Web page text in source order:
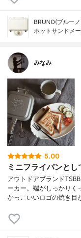
BRUNO(ブルー
ホットサンドメ
みなみ
5.00
ミニフライパンとし
アウトドアブランド
ーカー。端がしっかりく
かっこいいロゴの焼き目